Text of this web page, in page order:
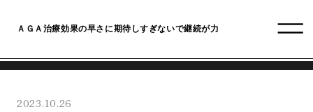
ＡＧＡ治療効果の早さに期待しすぎないで継続が力
2023.10.26